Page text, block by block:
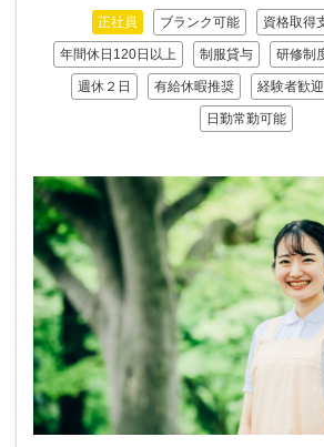
正社員 ブランク可能 資格取得
年間休日120日以上 制服貸与 研修制
週休２日 有給休暇推奨 経験者歓迎
日勤常勤可能